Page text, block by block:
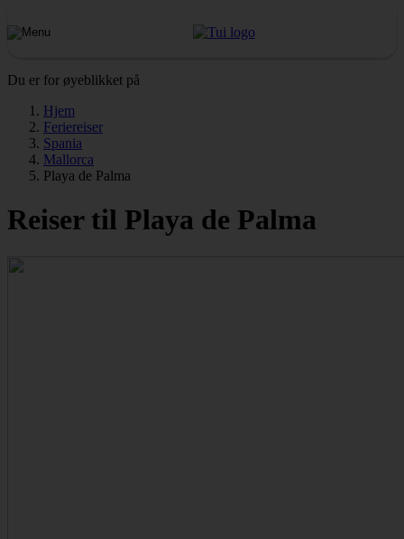
Du er for øyeblikket på
Hjem
Feriereiser
Spania
Mallorca
Playa de Palma
Reiser til Playa de Palma